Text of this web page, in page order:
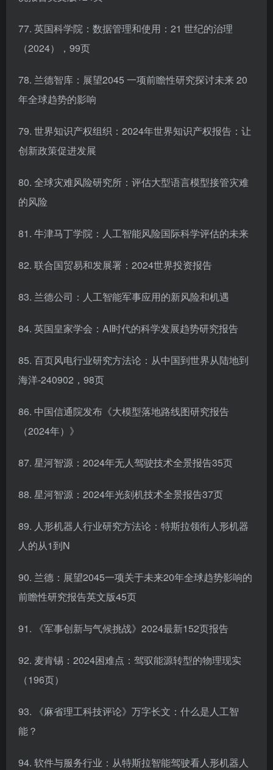
77. 英国科学院：数据管理和使用：21 世纪的治理
（2024），99页
78. 兰德智库：展望2045 一项前瞻性研究探讨未来 20
年全球趋势的影响
79. 世界知识产权组织：2024年世界知识产权报告：让
创新政策促进发展
80. 全球灾难风险研究所：评估大型语言模型接管灾难
的风险
81. 牛津马丁学院：人工智能风险国际科学评估的未来
82. 联合国贸易和发展署：2024世界投资报告
83. 兰德公司：人工智能军事应用的新风险和机遇
84. 英国皇家学会：AI时代的科学发展趋势研究报告
85. 百页风电行业研究方法论：从中国到世界从陆地到
海洋-240902，98页
86. 中国信通院发布《大模型落地路线图研究报告
（2024年）》
87. 星河智源：2024年无人驾驶技术全景报告35页
88. 星河智源：2024年光刻机技术全景报告37页
89. 人形机器人行业研究方法论：特斯拉领衔人形机器
人的从1到N
90. 兰德：展望2045一项关于未来20年全球趋势影响的
前瞻性研究报告英文版45页
91. 《军事创新与气候挑战》2024最新152页报告
92. 麦肯锡：2024困难点：驾驭能源转型的物理现实
（196页）
93. 《麻省理工科技评论》万字长文：什么是人工智
能？
94. 软件与服务行业：从特斯拉智能驾驶看人形机器人